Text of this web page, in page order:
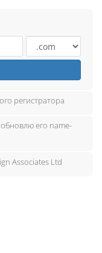
регистратора
его name-
Associates Ltd